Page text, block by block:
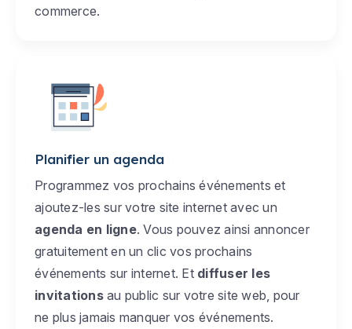
commerce.
Planifier un agenda
Programmez vos prochains événements et
ajoutez-les sur votre site internet avec un
agenda en ligne. Vous pouvez ainsi annoncer
gratuitement en un clic vos prochains
événements sur internet. Et diffuser les
invitationsau public sur votre site web, pour
ne plus jamais manquer vos événements.